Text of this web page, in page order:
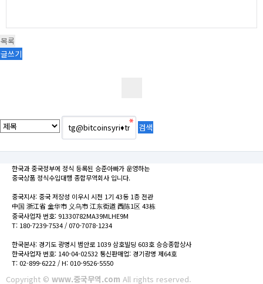
목록
글쓰기
한국과 중국정부에 정식 등록된 승준아빠가 운영하는
중국상품 정식수입대행 종합무역회사 입니다.
중국지사: 중국 저장성 이우시 시천 1기 43동 1층 전관
中国 浙江省 金华市 义乌市 江东街道 西陈1区 43栋
중국사업자 번호: 91330782MA39MLHE9M
T: 180-7239-7534 / 070-7078-1234
한국본사: 경기도 광명시 범안로 1039 삼호빌딩 603호 승승종합상사
한국사업자 번호: 140-04-02532 통신판매업: 경기광명 제64호
T: 02-899-6222 / H: 010-9526-5550
Copyright © www.중국무역.com All rights reserved.